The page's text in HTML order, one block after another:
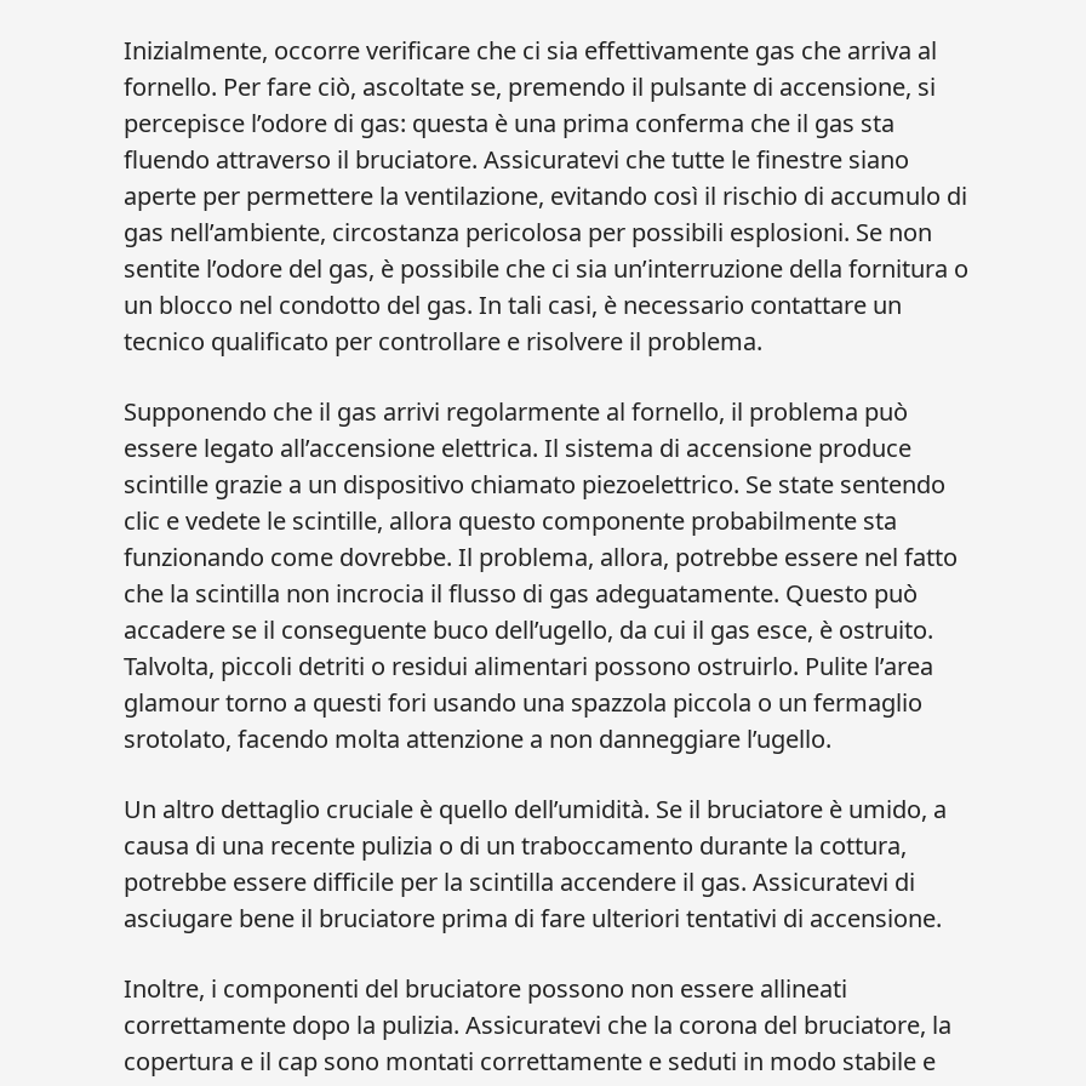
Inizialmente, occorre verificare che ci sia effettivamente gas che arriva al
fornello. Per fare ciò, ascoltate se, premendo il pulsante di accensione, si
percepisce l’odore di gas: questa è una prima conferma che il gas sta
fluendo attraverso il bruciatore. Assicuratevi che tutte le finestre siano
aperte per permettere la ventilazione, evitando così il rischio di accumulo di
gas nell’ambiente, circostanza pericolosa per possibili esplosioni. Se non
sentite l’odore del gas, è possibile che ci sia un’interruzione della fornitura o
un blocco nel condotto del gas. In tali casi, è necessario contattare un
tecnico qualificato per controllare e risolvere il problema.
Supponendo che il gas arrivi regolarmente al fornello, il problema può
essere legato all’accensione elettrica. Il sistema di accensione produce
scintille grazie a un dispositivo chiamato piezoelettrico. Se state sentendo
clic e vedete le scintille, allora questo componente probabilmente sta
funzionando come dovrebbe. Il problema, allora, potrebbe essere nel fatto
che la scintilla non incrocia il flusso di gas adeguatamente. Questo può
accadere se il conseguente buco dell’ugello, da cui il gas esce, è ostruito.
Talvolta, piccoli detriti o residui alimentari possono ostruirlo. Pulite l’area
glamour torno a questi fori usando una spazzola piccola o un fermaglio
srotolato, facendo molta attenzione a non danneggiare l’ugello.
Un altro dettaglio cruciale è quello dell’umidità. Se il bruciatore è umido, a
causa di una recente pulizia o di un traboccamento durante la cottura,
potrebbe essere difficile per la scintilla accendere il gas. Assicuratevi di
asciugare bene il bruciatore prima di fare ulteriori tentativi di accensione.
Inoltre, i componenti del bruciatore possono non essere allineati
correttamente dopo la pulizia. Assicuratevi che la corona del bruciatore, la
copertura e il cap sono montati correttamente e seduti in modo stabile e